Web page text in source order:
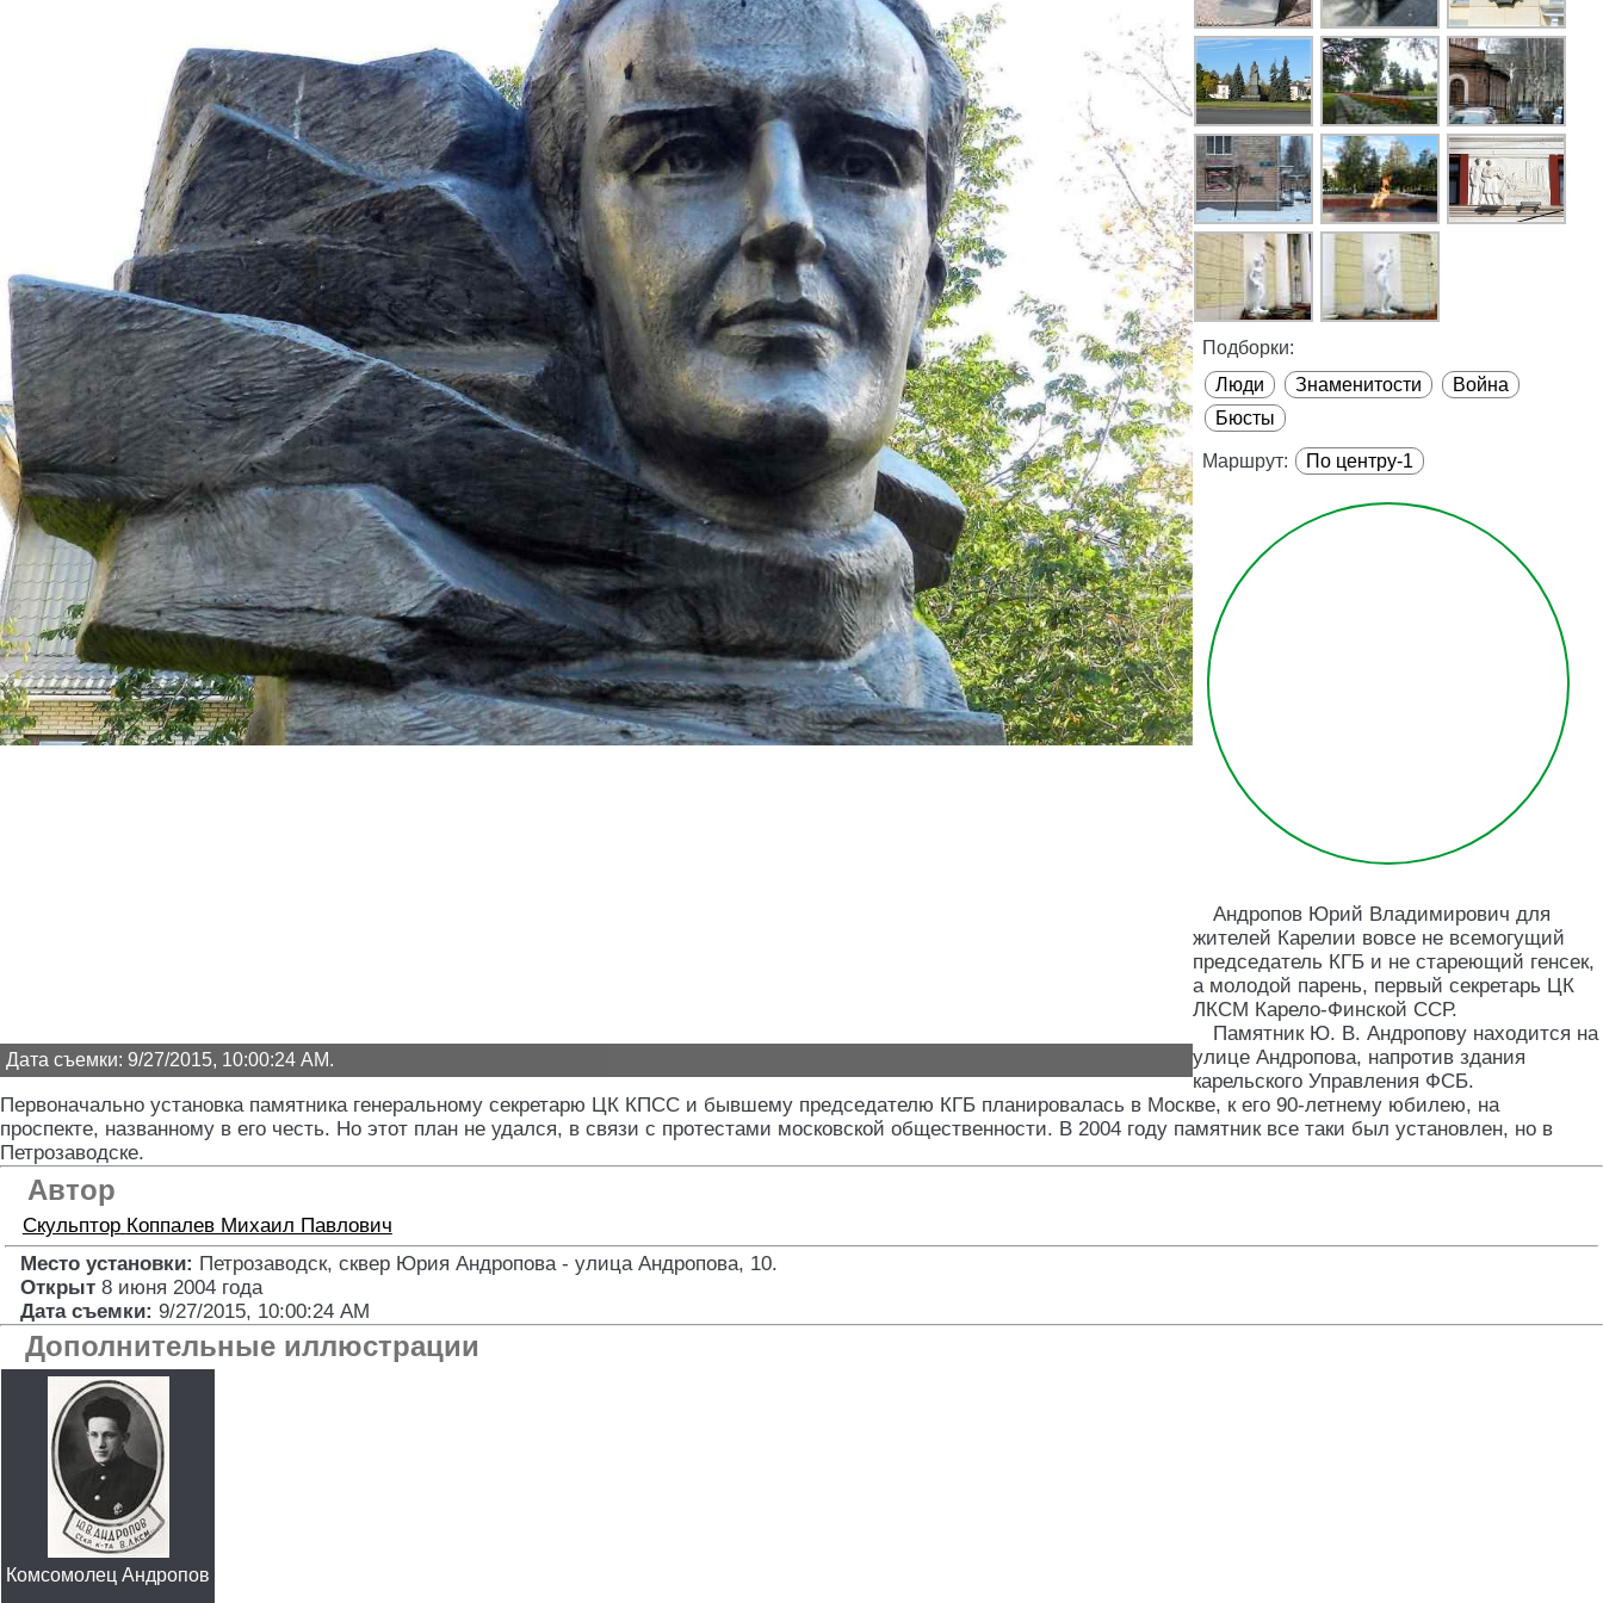
Дата съемки: 9/27/2015, 10:00:24 AM.
Подборки:
Люди
Знаменитости
Война
Бюсты
Маршрут: По центру-1
Андропов Юрий Владимирович для
жителей Карелии вовсе не всемогущий
председатель КГБ и не стареющий генсек,
а молодой парень, первый секретарь ЦК
ЛКСМ Карело-Финской ССР.
Памятник Ю. В. Андропову находится на
улице Андропова, напротив здания
карельского Управления ФСБ.
Первоначально установка памятника генеральному секретарю ЦК КПСС и бывшему председателю КГБ планировалась в Москве, к его 90-летнему юбилею, на
проспекте, названному в его честь. Но этот план не удался, в связи с протестами московской общественности. В 2004 году памятник все таки был установлен, но в
Петрозаводске.
Автор
Скульптор Коппалев Михаил Павлович
Место установки: Петрозаводск, сквер Юрия Андропова - улица Андропова, 10.
Открыт 8 июня 2004 года
Дата съемки: 9/27/2015, 10:00:24 AM
Дополнительные иллюстрации
Комсомолец Андропов